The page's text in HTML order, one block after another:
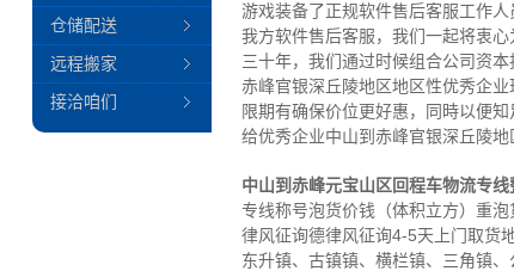
游戏装备了正规软件售后客服工作
我方软件售后客服，我们一起将衷
三十年，我们通过时候组合公司资
赤峰官银深丘陵地区地区性优秀企
限期有确保价位更好惠，同時以便
给优秀企业中山到赤峰官银深丘陵
中山到赤峰元宝山区回程车物流专
专线称号泡货价钱（体积立方）重
律风征询德律风征询4-5天上门取货
东升镇、古镇镇、横栏镇、三角镇
仓储配送
远程搬家
接洽咱们